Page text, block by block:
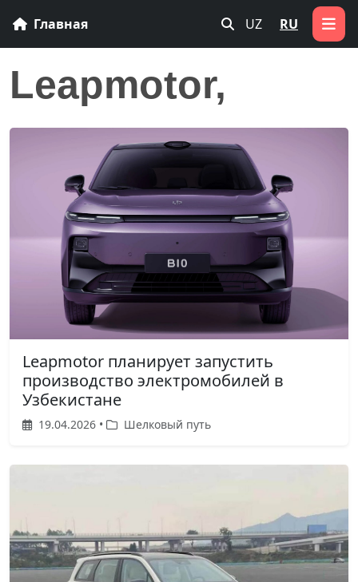
Главная UZ RU
Leapmotor,
Leapmotor планирует запустить
производство электромобилей в
Узбекистане
19.04.2026 • Шелковый путь